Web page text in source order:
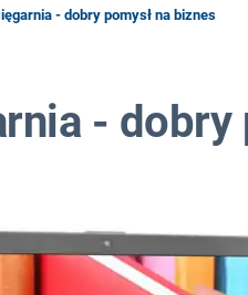
- dobry pomysł na biznes
- dobry